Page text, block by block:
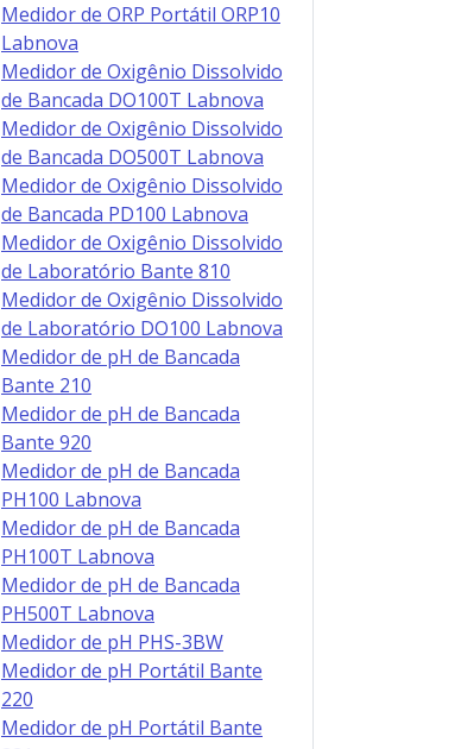
Medidor de ORP Portátil ORP10
Labnova
Medidor de Oxigênio Dissolvido
de Bancada DO100T Labnova
Medidor de Oxigênio Dissolvido
de Bancada DO500T Labnova
Medidor de Oxigênio Dissolvido
de Bancada PD100 Labnova
Medidor de Oxigênio Dissolvido
de Laboratório Bante 810
Medidor de Oxigênio Dissolvido
de Laboratório DO100 Labnova
Medidor de pH de Bancada
Bante 210
Medidor de pH de Bancada
Bante 920
Medidor de pH de Bancada
PH100 Labnova
Medidor de pH de Bancada
PH100T Labnova
Medidor de pH de Bancada
PH500T Labnova
Medidor de pH PHS-3BW
Medidor de pH Portátil Bante
220
Medidor de pH Portátil Bante